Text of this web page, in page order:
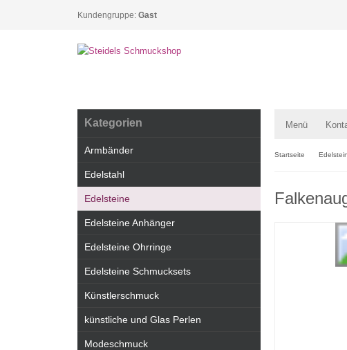
Kundengruppe: Gast
Menü
Startseite
Kategorien
Armbänder
Edelstahl
Edelsteine
Edelsteine Anhänger
Edelsteine Ohrringe
Edelsteine Schmucksets
Künstlerschmuck
künstliche und Glas Perlen
Modeschmuck